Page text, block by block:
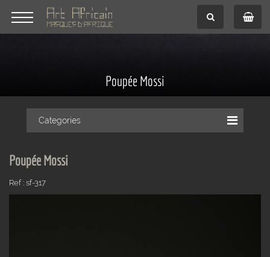
Poupée Mossi
Categories
Poupée Mossi
Ref : sf-317